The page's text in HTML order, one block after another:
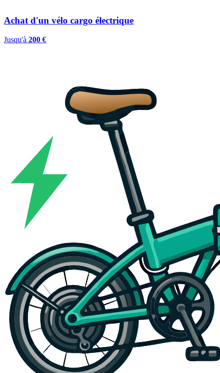
Achat d'un vélo cargo électrique
Jusqu'à 200 €